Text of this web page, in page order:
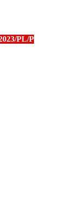
PL/P